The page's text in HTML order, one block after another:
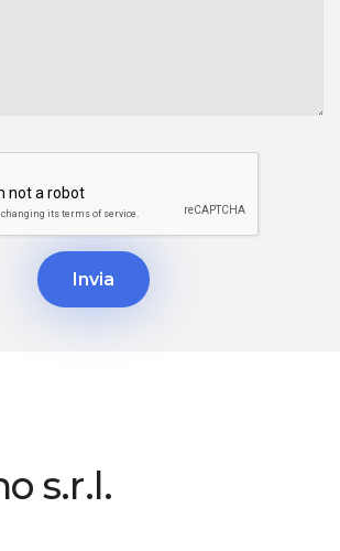
Invia
s.r.l.